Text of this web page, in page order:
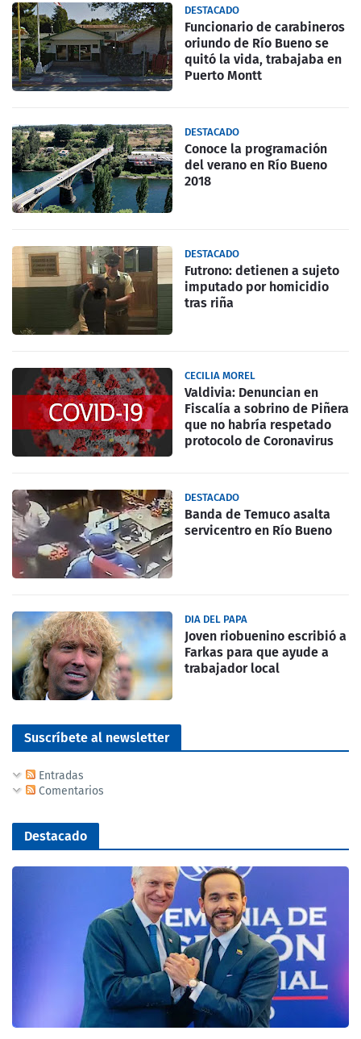
DESTACADO
Funcionario de carabineros
oriundo de Río Bueno se
quitó la vida, trabajaba en
Puerto Montt
DESTACADO
Conoce la programación
del verano en Río Bueno
2018
DESTACADO
Futrono: detienen a sujeto
imputado por homicidio
tras riña
CECILIA MOREL
Valdivia: Denuncian en
Fiscalía a sobrino de Piñera
que no habría respetado
protocolo de Coronavirus
DESTACADO
Banda de Temuco asalta
servicentro en Río Bueno
DIA DEL PAPA
Joven riobuenino escribió a
Farkas para que ayude a
trabajador local
Suscríbete al newsletter
Entradas
Comentarios
Destacado